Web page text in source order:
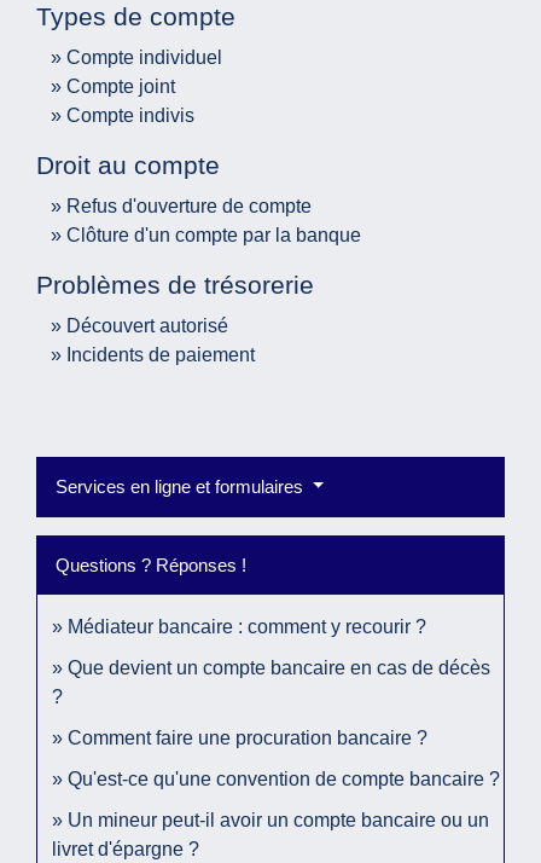
Types de compte
Compte individuel
Compte joint
Compte indivis
Droit au compte
Refus d'ouverture de compte
Clôture d'un compte par la banque
Problèmes de trésorerie
Découvert autorisé
Incidents de paiement
Services en ligne et formulaires
Questions ? Réponses !
Médiateur bancaire : comment y recourir ?
Que devient un compte bancaire en cas de décès
?
Comment faire une procuration bancaire ?
Qu'est-ce qu'une convention de compte bancaire ?
Un mineur peut-il avoir un compte bancaire ou un
livret d'épargne ?